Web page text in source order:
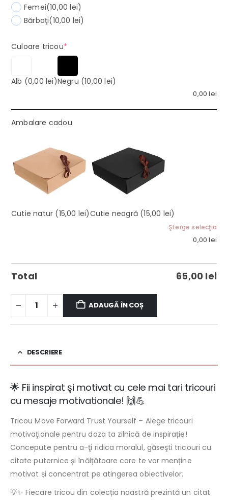
Femei(10,00 lei)
Bărbaţi(10,00 lei)
Culoare tricou*(required)
Alb (0,00 lei)Negru (10,00 lei)
0,00lei
Ambalare cadou
Cutie natur (15,00 lei)Cutie neagră (15,00 lei)
Şterge selecţia
0,00lei
Total 65,00 lei
ADAUGĂ ÎN COȘ
DESCRIERE
🌟 Fii inspirat şi motivat cu cele mai tari tricouri
cu mesaje motivationale! 🙌💪
Tricou Move Forward Trust Yourself – Alege tricouri
motivaţionale pentru doza ta zilnică de inspirație!
Concepute pentru a-ţi ridica moralul, găseşti tricouri cu
citate puternice și înălțătoare care te vor menține
motivat și concentrat pe atingerea obiectivelor.
💡✨ Fiecare tricou din colecția noastră prezintă un citat